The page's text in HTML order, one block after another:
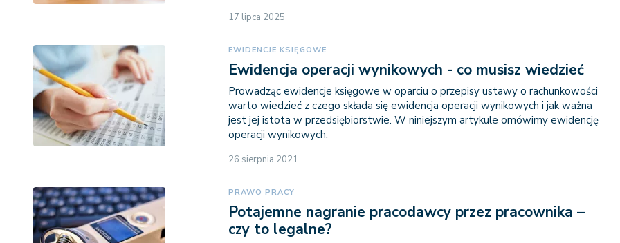
17 lipca 2025
EWIDENCJE KSIĘGOWE
Ewidencja operacji wynikowych - co musisz wiedzieć
Prowadząc ewidencje księgowe w oparciu o przepisy ustawy o rachunkowości
warto wiedzieć z czego składa się ewidencja operacji wynikowych i jak ważna
jest jej istota w przedsiębiorstwie. W niniejszym artykule omówimy ewidencję
operacji wynikowych.
26 sierpnia 2021
PRAWO PRACY
Potajemne nagranie pracodawcy przez pracownika –
czy to legalne?